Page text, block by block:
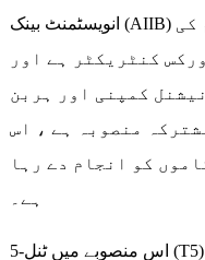
انویسٹمنٹ بینک (AIIB) کی طرف سے مالی اعانت فراہم کی
کنٹریکٹر ہے اور
کمپنی اور ہربن
منصوبہ ہے ، اس
کو انجام دے رہا
ہے۔
اس منصوبے میں ٹنل-5 (T5) کی انٹیک لیول کو موجودہ 1160 فٹ